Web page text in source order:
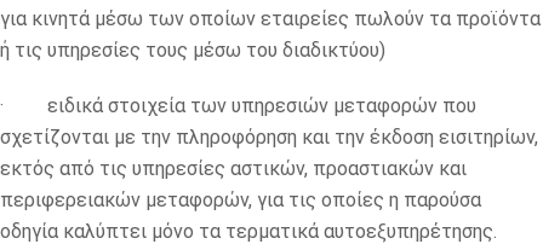
για κινητά μέσω των οποίων εταιρείες πωλούν τα προϊόντα
ή τις υπηρεσίες τους μέσω του διαδικτύου)
· ειδικά στοιχεία των υπηρεσιών μεταφορών που
σχετίζονται με την πληροφόρηση και την έκδοση εισιτηρίων,
εκτός από τις υπηρεσίες αστικών, προαστιακών και
περιφερειακών μεταφορών, για τις οποίες η παρούσα
οδηγία καλύπτει μόνο τα τερματικά αυτοεξυπηρέτησης.